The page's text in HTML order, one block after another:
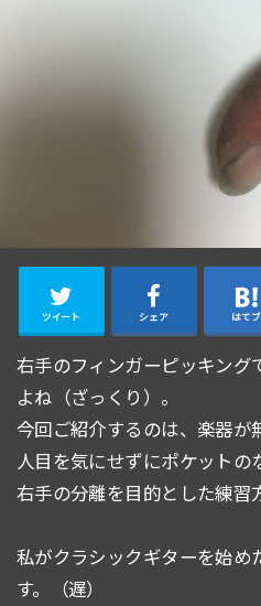
ツイート シェア はてブ
右手のフィンガーピッキング
よね（ざっくり）。
今回ご紹介するのは、楽器が
人目を気にせずにポケットの
右手の分離を目的とした練習
私がクラシックギターを始め
す。（遅）